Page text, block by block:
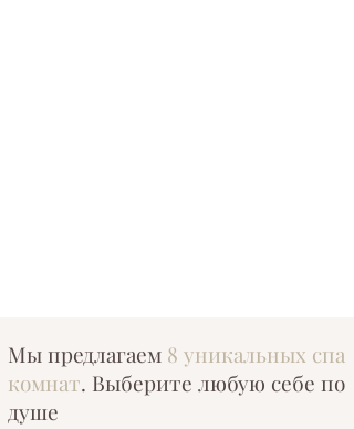
Мы предлагаем 8 уникальных спа
комнат. Выберите любую себе по
душе